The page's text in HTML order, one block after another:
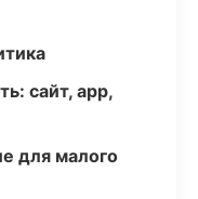
сайт, app,
для малого